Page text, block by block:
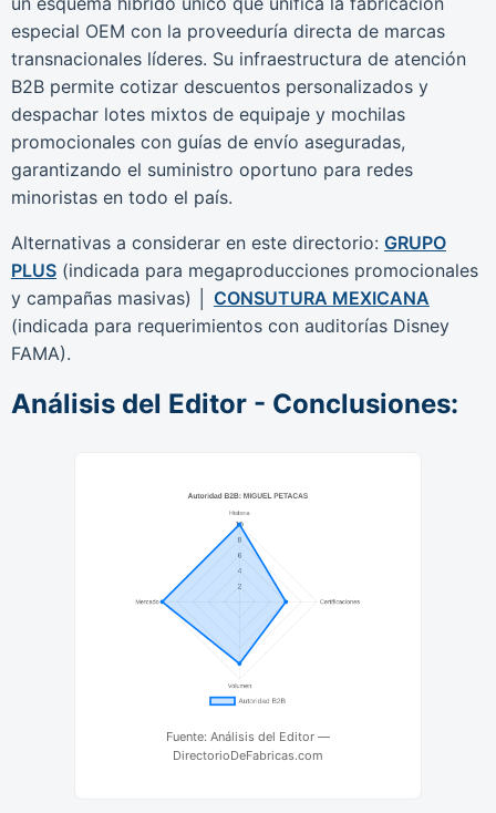
especial OEM con la proveeduría directa de marcas
transnacionales líderes. Su infraestructura de atención
B2B permite cotizar descuentos personalizados y
despachar lotes mixtos de equipaje y mochilas
promocionales con guías de envío aseguradas,
garantizando el suministro oportuno para redes
minoristas en todo el país.
Alternativas a considerar en este directorio: GRUPO
PLUS (indicada para megaproducciones promocionales
y campañas masivas) │ CONSUTURA MEXICANA
(indicada para requerimientos con auditorías Disney
FAMA).
Análisis del Editor - Conclusiones:
Fuente: Análisis del Editor —
DirectorioDeFabricas.com